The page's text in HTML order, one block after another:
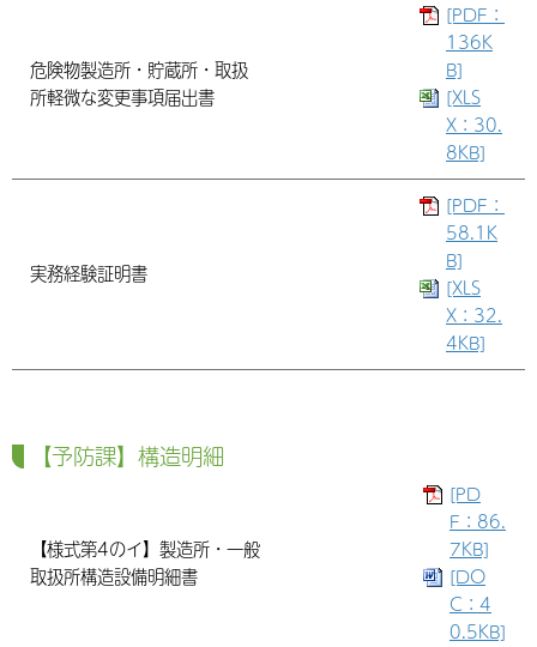
危険物製造所・貯蔵所・取扱
所軽微な変更事項届出書
[PDF：
136K
B]
[XLS
X：30.
8KB]
実務経験証明書
[PDF：
58.1K
B]
[XLS
X：32.
4KB]
【予防課】構造明細
【様式第4のイ】製造所・一般
取扱所構造設備明細書
[PD
F：86.
7KB]
[DO
C：4
0.5KB]